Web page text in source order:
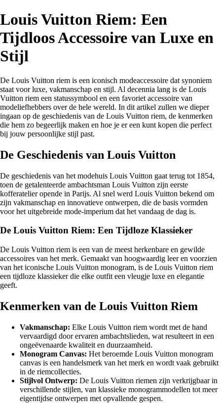
Louis Vuitton Riem: Een
Tijdloos Accessoire van Luxe en
Stijl
De Louis Vuitton riem is een iconisch modeaccessoire dat synoniem
staat voor luxe, vakmanschap en stijl. Al decennia lang is de Louis
Vuitton riem een statussymbool en een favoriet accessoire van
modeliefhebbers over de hele wereld. In dit artikel zullen we dieper
ingaan op de geschiedenis van de Louis Vuitton riem, de kenmerken
die hem zo begeerlijk maken en hoe je er een kunt kopen die perfect
bij jouw persoonlijke stijl past.
De Geschiedenis van Louis Vuitton
De geschiedenis van het modehuis Louis Vuitton gaat terug tot 1854,
toen de getalenteerde ambachtsman Louis Vuitton zijn eerste
kofferatelier opende in Parijs. Al snel werd Louis Vuitton bekend om
zijn vakmanschap en innovatieve ontwerpen, die de basis vormden
voor het uitgebreide mode-imperium dat het vandaag de dag is.
De Louis Vuitton Riem: Een Tijdloze Klassieker
De Louis Vuitton riem is een van de meest herkenbare en gewilde
accessoires van het merk. Gemaakt van hoogwaardig leer en voorzien
van het iconische Louis Vuitton monogram, is de Louis Vuitton riem
een tijdloze klassieker die elke outfit een vleugje luxe en elegantie
geeft.
Kenmerken van de Louis Vuitton Riem
Vakmanschap: Elke Louis Vuitton riem wordt met de hand
vervaardigd door ervaren ambachtslieden, wat resulteert in een
ongeëvenaarde kwaliteit en duurzaamheid.
Monogram Canvas: Het beroemde Louis Vuitton monogram
canvas is een handelsmerk van het merk en wordt vaak gebruikt
in de riemcollecties.
Stijlvol Ontwerp: De Louis Vuitton riemen zijn verkrijgbaar in
verschillende stijlen, van klassieke monogrammodellen tot meer
eigentijdse ontwerpen met opvallende gespen.